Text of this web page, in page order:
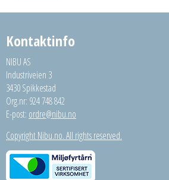
Kontaktinfo
NIBU AS
Industriveien 3
3430 Spikkestad
Org.nr: 924 748 842
E-post: ordre@nibu.no
Copyright Nibu.no. All rights reserved.